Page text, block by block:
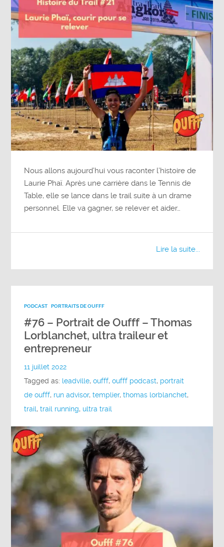
Nous allons aujourd’hui vous raconter l’histoire de
Laurie Phaï. Après une carrière dans le Tennis de
Table, elle se lance dans le trail suite à un drame
personnel. Elle va gagner, se relever et aider…
Lire la suite...
PODCAST PORTRAITS DE OUFFF
#76 – Portrait de Oufff – Thomas
Lorblanchet, ultra traileur et
entrepreneur
11 juillet 2022
Tagged as: leadville,oufff,oufff podcast, portrait
de oufff, run advisor,templier,thomas lorblanchet,
trail,trail running, ultra trail